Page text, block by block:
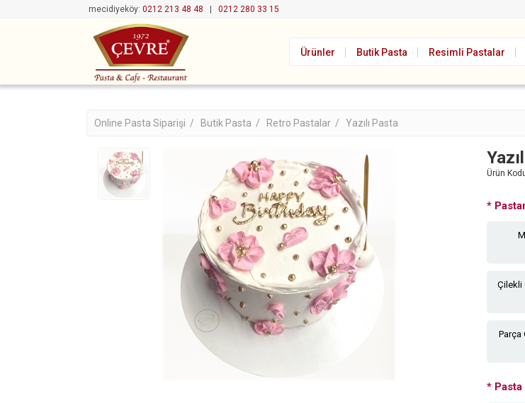
mecidiyeköy: 0212 213 48 48 0212 280 33 15
Ürünler Butik Pasta Resimli Pastalar
Online Pasta Siparişi / Butik Pasta / Retro Pastalar / Yazılı Pasta
Ürün
*
Çilekli
Parça
* Pasta